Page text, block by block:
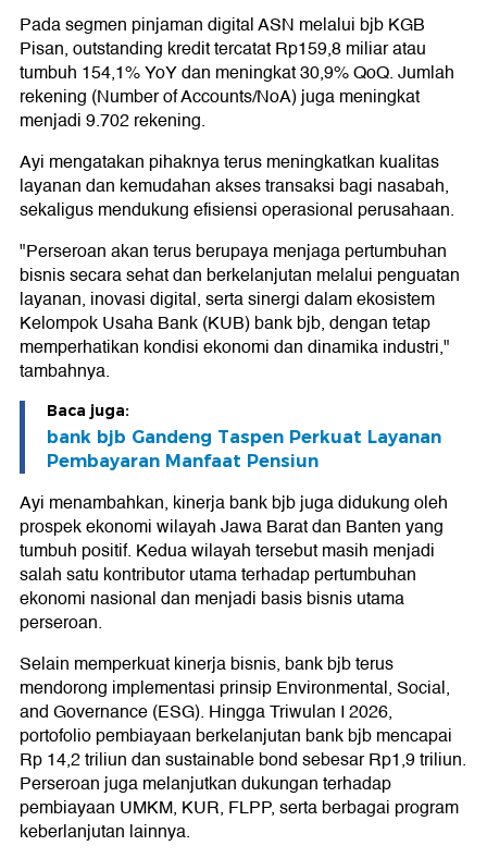
Pada segmen pinjaman digital ASN melalui bjb KGB
Pisan, outstanding kredit tercatat Rp159,8 miliar atau
tumbuh 154,1% YoY dan meningkat 30,9% QoQ. Jumlah
rekening (Number of Accounts/NoA) juga meningkat
menjadi 9.702 rekening.
Ayi mengatakan pihaknya terus meningkatkan kualitas
layanan dan kemudahan akses transaksi bagi nasabah,
sekaligus mendukung efisiensi operasional perusahaan.
"Perseroan akan terus berupaya menjaga pertumbuhan
bisnis secara sehat dan berkelanjutan melalui penguatan
layanan, inovasi digital, serta sinergi dalam ekosistem
Kelompok Usaha Bank (KUB) bank bjb, dengan tetap
memperhatikan kondisi ekonomi dan dinamika industri,"
tambahnya.
Baca juga:
bank bjb Gandeng Taspen Perkuat Layanan
Pembayaran Manfaat Pensiun
Ayi menambahkan, kinerja bank bjb juga didukung oleh
prospek ekonomi wilayah Jawa Barat dan Banten yang
tumbuh positif. Kedua wilayah tersebut masih menjadi
salah satu kontributor utama terhadap pertumbuhan
ekonomi nasional dan menjadi basis bisnis utama
perseroan.
Selain memperkuat kinerja bisnis, bank bjb terus
mendorong implementasi prinsip Environmental, Social,
and Governance (ESG). Hingga Triwulan I 2026,
portofolio pembiayaan berkelanjutan bank bjb mencapai
Rp 14,2 triliun dan sustainable bond sebesar Rp1,9 triliun.
Perseroan juga melanjutkan dukungan terhadap
pembiayaan UMKM, KUR, FLPP, serta berbagai program
keberlanjutan lainnya.